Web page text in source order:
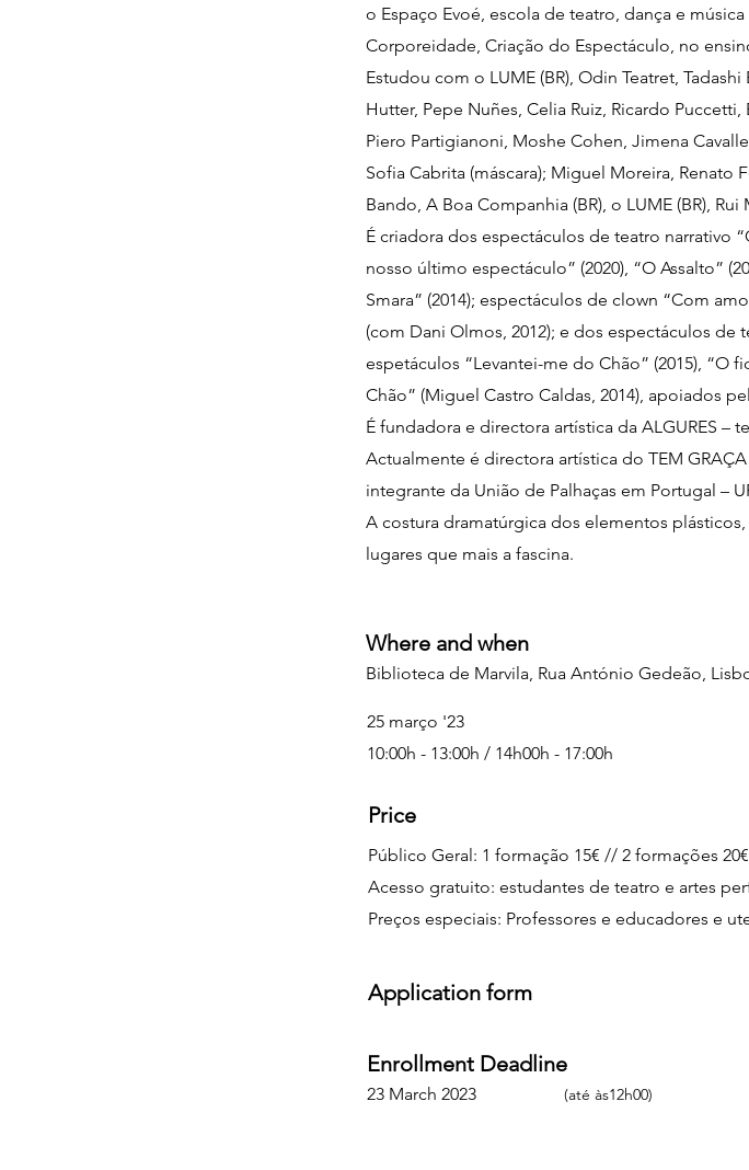
o Espaço Evoé, escola de teatro, dança e
Corporeidade, Criação do Espectáculo, no
Estudou com o LUME (BR), Odin Teatret,
Hutter, Pepe Nuñes, Celia Ruiz, Ricardo
Piero Partigianoni, Moshe Cohen, Jimena
Sofia Cabrita (máscara); Miguel Moreira, Renato
Bando, A Boa Companhia (BR), o LUME (BR),
É criadora dos espectáculos de teatro narrativo
nosso último espectáculo” (2020), “O Assalto”
Smara” (2014); espectáculos de clown “Com
(com Dani Olmos, 2012); e dos espectáculos de
espetáculos “Levantei-me do Chão” (2015), “O
Chão” (Miguel Castro Caldas, 2014), apoiados
É fundadora e directora artística da ALGURES –
Actualmente é directora artística do TEM
integrante da União de Palhaças em Portugal –
A costura dramatúrgica dos elementos
lugares que mais a fascina.
Where and when
Biblioteca de Marvila, Rua António Gedeão,
25 março '23
10:00h - 13:00h / 14h00h - 17:00h
Price
Público Geral: 1 formação 15€ // 2 formações 20€
Acesso gratuito: estudantes de teatro e artes
Preços especiais: Professores e educadores e
Application form
Enrollment Deadline
23 March 2023 (até às12h00)